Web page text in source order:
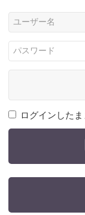
ログインした